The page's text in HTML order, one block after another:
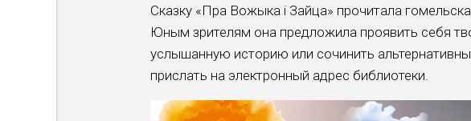
Сказку «Пра Вожыка і Зайца» прочитала
Юным зрителям она предложила проявить себя
услышанную историю или сочинить
прислать на электронный адрес библиотеки.